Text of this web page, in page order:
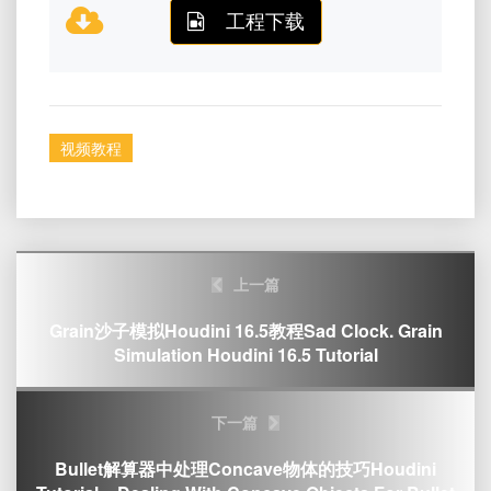
工程下载
视频教程
上一篇
Grain沙子模拟Houdini 16.5教程Sad Clock. Grain
Simulation Houdini 16.5 Tutorial
下一篇
Bullet解算器中处理Concave物体的技巧Houdini